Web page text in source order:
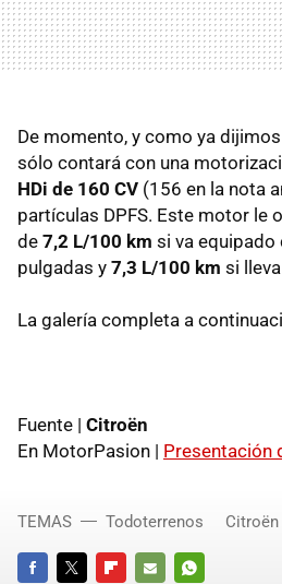
De momento, y como ya
sólo contará con una
HDi de 160 CV (156 en la nota
partículas DPFS. Este motor le
de 7,2 L/100 km si va equipado
pulgadas y 7,3 L/100 km si
La galería completa a
Fuente | Citroën
En MotorPasion | Presentación
TEMAS Todoterrenos Citroën